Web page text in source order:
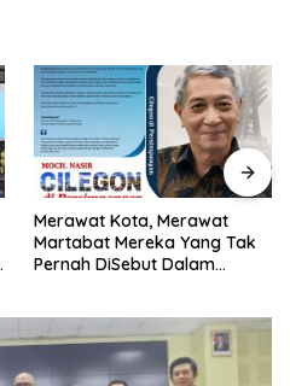
Merawat Kota, Merawat
Martabat Mereka Yang Tak
Pernah DiSebut Dalam
Persimpangan”